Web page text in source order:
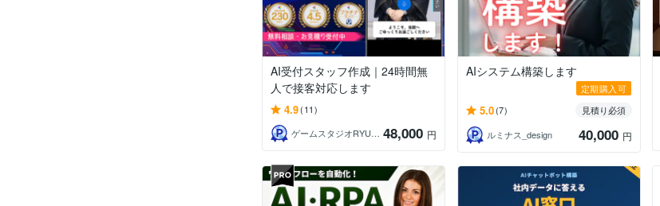
AI受付スタッフ作成｜24時間無
人で接客対応します
4.9(11)
ゲームスタジオRYUXiA┆リュクシア 48,000 円
AIシステム構築します
定期購入可
5.0(7)
見積り必須
ルミナス_design
40,000 円